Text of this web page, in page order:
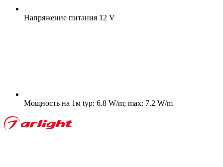
Напряжение питания 12 V
Мощность на 1м typ: 6.8 W/m; max: 7.2 W/m